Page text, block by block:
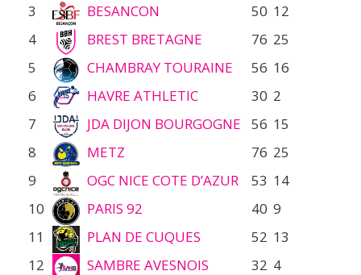
3 BESANCON 50 12
4
BREST BRETAGNE 76 25
5
CHAMBRAY TOURAINE 56 16
6
HAVRE ATHLETIC 30 2
7
JDA DIJON BOURGOGNE 56 15
8
METZ 76 25
9
OGC NICE COTE D’AZUR 53 14
10
PARIS 92 40 9
11
PLAN DE CUQUES 52 13
12
SAMBRE AVESNOIS 32 4